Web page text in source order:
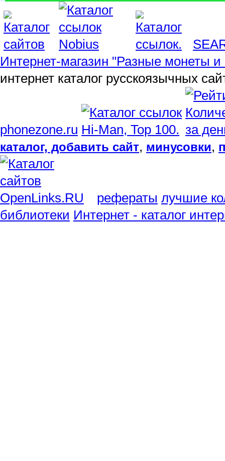
Интернет-магазин "Разные монеты и
интернет каталог русскоязычных
phonezone.ru
каталог, добавить сайт, минусовки,
рефераты лучшие
библиотеки Интернет - каталог